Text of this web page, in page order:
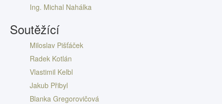
Ing. Michal Nahálka
Soutěžící
Miloslav Pišťáček
Radek Kotlán
Vlastimil Kelbl
Jakub Přibyl
Blanka Gregorovičová